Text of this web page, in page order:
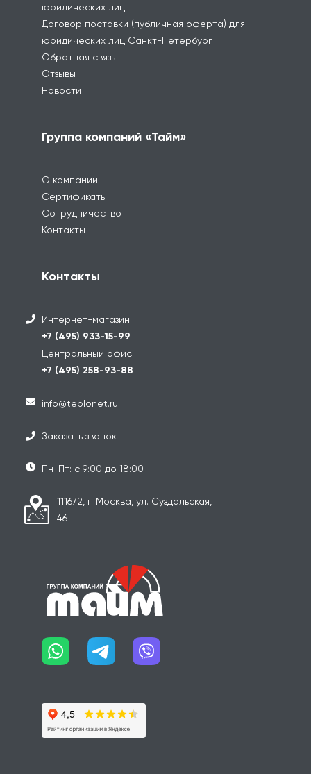
юридических лиц
Договор поставки (публичная оферта) для
юридических лиц Санкт-Петербург
Обратная связь
Отзывы
Новости
Группа компаний «Тайм»
О компании
Сертификаты
Сотрудничество
Контакты
Контакты
Интернет-магазин
+7 (495) 933-15-99
Центральный офис
+7 (495) 258-93-88
info@teplonet.ru
Заказать звонок
Пн-Пт: с 9:00 до 18:00
111672, г. Москва, ул. Суздальская,
46